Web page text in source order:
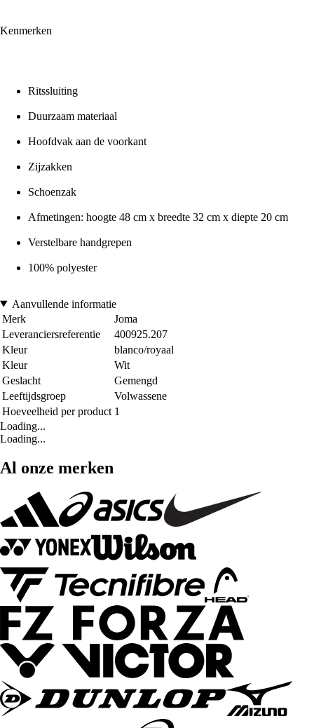
Kenmerken
Ritssluiting
Duurzaam materiaal
Hoofdvak aan de voorkant
Zijzakken
Schoenzak
Afmetingen: hoogte 48 cm x breedte 32 cm x diepte 20 cm
Verstelbare handgrepen
100% polyester
Aanvullende informatie
Merk
Joma
Leveranciersreferentie
400925.207
Kleur
blanco/royaal
Kleur
Wit
Geslacht
Gemengd
Leeftijdsgroep
Volwassene
Hoeveelheid per product 1
Loading...
Loading...
Al onze merken